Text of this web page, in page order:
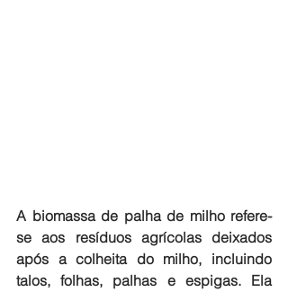
A biomassa de palha de milho refere-
se aos resíduos agrícolas deixados
após a colheita do milho, incluindo
talos, folhas, palhas e espigas. Ela